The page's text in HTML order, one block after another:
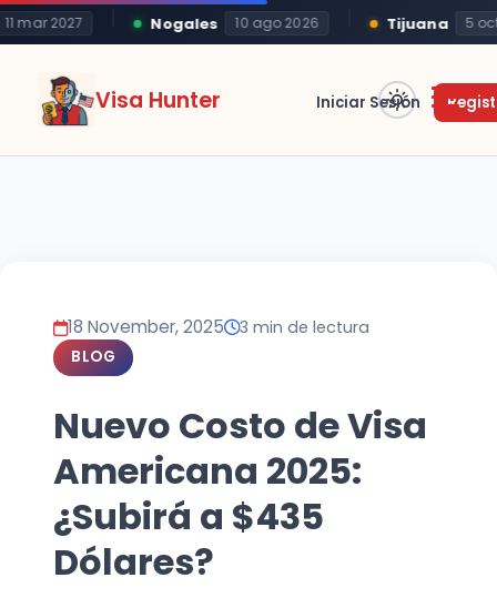
mar 2027 Nogales 10 ago 2026 Tijuana 5 oct
Visa Hunter Iniciar Sesión
18 November, 2025 3 min de lectura
BLOG
Nuevo Costo de Visa
Americana 2025:
¿Subirá a $435
Dólares?